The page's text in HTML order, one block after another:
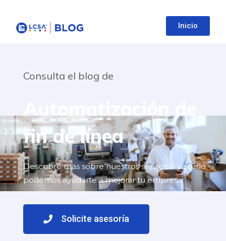
Inicio
Consulta el blog de
fin de línea
Descubre más sobre nuestros servicios y como
podemos ayudarte a mejorar tu empresa
Solicite asesoría